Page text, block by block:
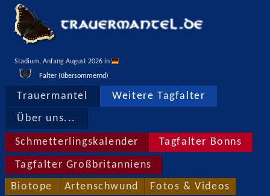
Stadium, Anfang August 2026 in
Falter (übersommernd)
Trauermantel Weitere Tagfalter
Über uns...
Schmetterlingskalender Tagfalter Bonns
Tagfalter Großbritanniens
Biotope Artenschwund Fotos & Videos